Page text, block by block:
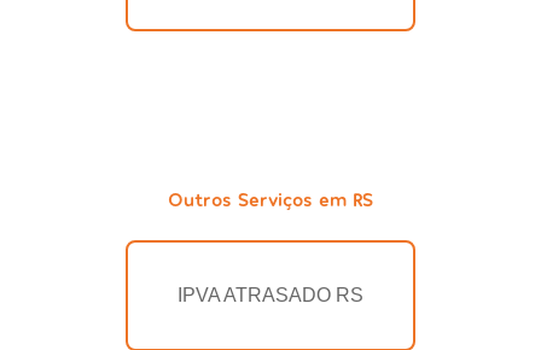
Outros Serviços em RS
IPVA ATRASADO RS